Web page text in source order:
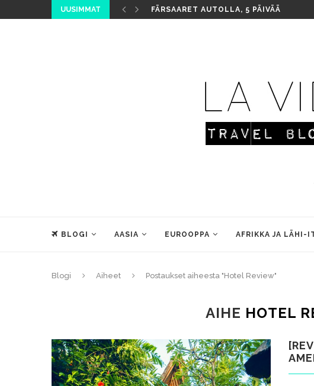
UUSIMMAT FÄRSAARET AUTOLLA, 5 PÄIVÄÄ
BLOGI AASIA EUROOPPA AFRIKKA JA LÄHI-
Blogi Aiheet Postaukset aiheesta "Hotel Review"
AIHE HOTEL